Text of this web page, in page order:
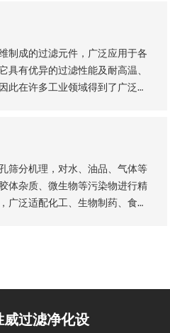
制成的过滤元件，广泛应用于各
具有优异的过滤性能及耐高温、
此在许多工业领域得到了广泛的
筛分机理，对水、油品、气体等
体杂质、微生物等污染物进行精
广泛适配化工、生物制药、食品
过滤净化设